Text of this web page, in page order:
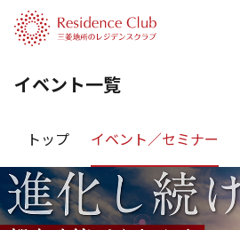
イベント一覧
トップ イベント／セミナー